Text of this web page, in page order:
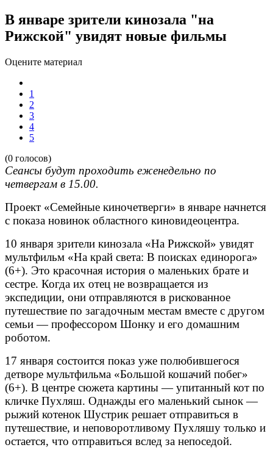
В январе зрители кинозала "на
Рижской" увидят новые фильмы
Оцените материал
1
2
3
4
5
(0 голосов)
Сеансы будут проходить еженедельно по
четвергам в 15.00.
Проект «Семейные киночетверги» в январе начнется
с показа новинок областного киновидеоцентра.
10 января зрители кинозала «На Рижской» увидят
мультфильм «На край света: В поисках единорога»
(6+). Это красочная история о маленьких брате и
сестре. Когда их отец не возвращается из
экспедиции, они отправляются в рискованное
путешествие по загадочным местам вместе с другом
семьи — профессором Шонку и его домашним
роботом.
17 января состоится показ уже полюбившегося
детворе мультфильма «Большой кошачий побег»
(6+). В центре сюжета картины — упитанный кот по
кличке Пухляш. Однажды его маленький сынок —
рыжий котенок Шустрик решает отправиться в
путешествие, и неповоротливому Пухляшу только и
остается, что отправиться вслед за непоседой.